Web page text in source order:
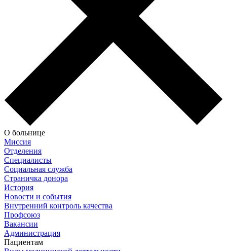
О больнице
Миссия
Отделения
Специалисты
Социальная служба
Страничка донора
История
Новости и события
Внутренний контроль качества
Профсоюз
Вакансии
Администрация
Пациентам